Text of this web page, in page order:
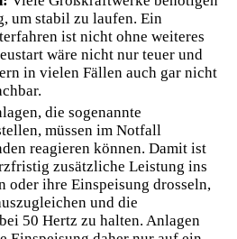
um stabil zu laufen. Ein
ist nicht ohne weiteres
wäre nicht nur teuer und
in vielen Fällen auch gar nicht
die sogenannte
müssen im Notfall
reagieren können. Damit ist
zusätzliche Leistung ins
oder ihre Einspeisung drosseln,
und die
50 Hertz zu halten. Anlagen